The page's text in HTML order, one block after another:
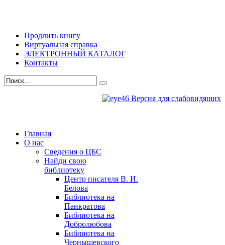
Продлить книгу
Виртуальная справка
ЭЛЕКТРОННЫЙ КАТАЛОГ
Контакты
Версия для слабовидящих
Главная
О нас
Сведения о ЦБС
Найди свою
библиотеку
Центр писателя В. И.
Белова
Библиотека на
Панкратова
Библиотека на
Добролюбова
Библиотека на
Чернышевского